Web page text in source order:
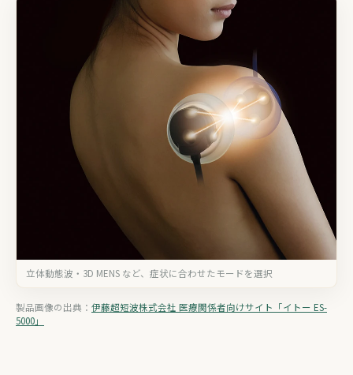
立体動態波・3D MENS など、症状に合わせたモードを選択
製品画像の出典： 伊藤超短波株式会社 医療関係者向けサイト「イトー ES-
5000」